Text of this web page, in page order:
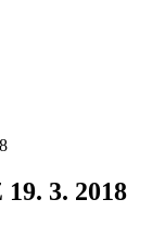
3. 2018